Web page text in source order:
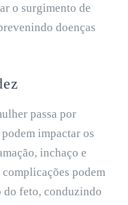
o surgimento de
doenças
passa por
impactar os
inchaço e
podem
do feto, conduzindo